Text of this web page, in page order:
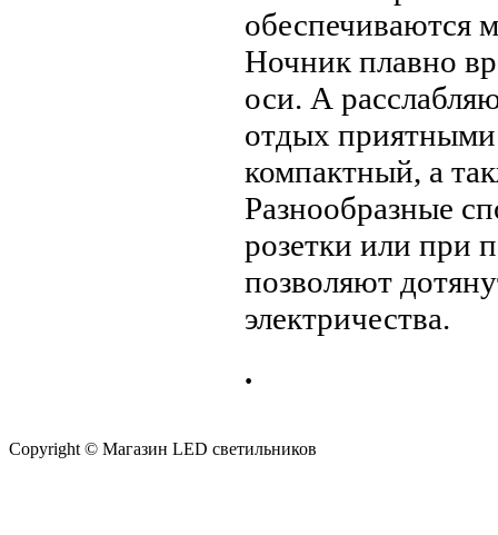
обеспечиваются
Ночник плавно
оси. А
отдых приятными
компактный, а
Разнообразные
розетки или при
позволяют
электричества.
.
Copyright © Магазин LED светильников